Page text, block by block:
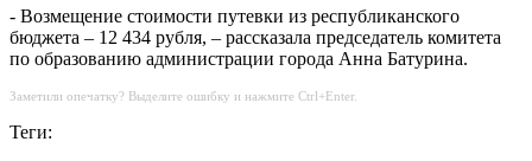
- Возмещение стоимости путевки из республиканского
бюджета – 12 434 рубля, – рассказала председатель комитета
по образованию администрации города Анна Батурина.
Заметили опечатку? Выделите ошибку и нажмите Ctrl+Enter.
Теги: